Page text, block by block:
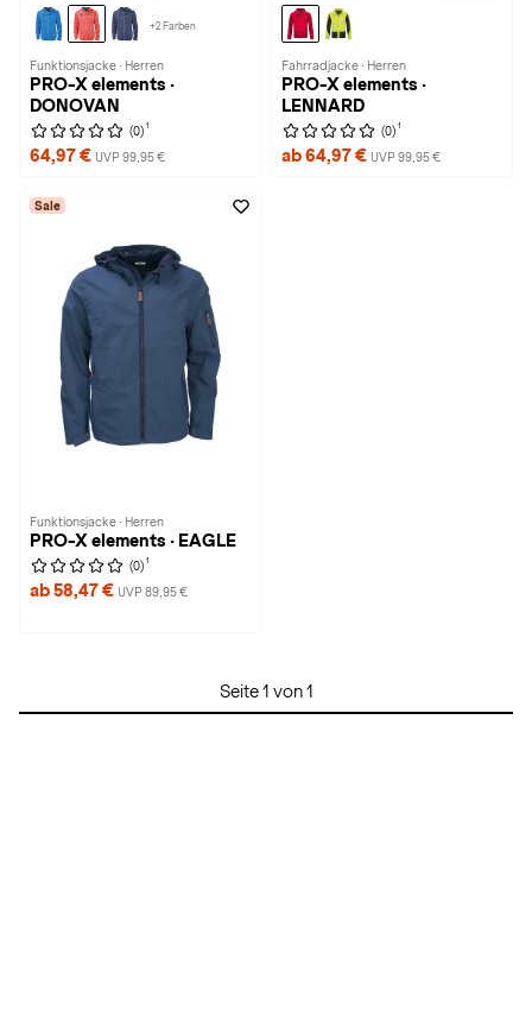
+2 Farben
Funktionsjacke · Herren
PRO-X elements ·
DONOVAN
(0) 1
64,97 € UVP 99,95 €
Fahrradjacke · Herren
PRO-X elements ·
LENNARD
(0) 1
ab 64,97 € UVP 99,95 €
Sale
Funktionsjacke · Herren
PRO-X elements · EAGLE
(0) 1
ab 58,47 € UVP 89,95 €
Seite 1 von 1